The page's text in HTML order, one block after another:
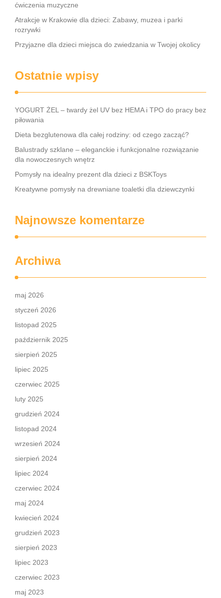
ćwiczenia muzyczne
Atrakcje w Krakowie dla dzieci: Zabawy, muzea i parki
rozrywki
Przyjazne dla dzieci miejsca do zwiedzania w Twojej okolicy
Ostatnie wpisy
YOGURT ŻEL – twardy żel UV bez HEMA i TPO do pracy bez
piłowania
Dieta bezglutenowa dla całej rodziny: od czego zacząć?
Balustrady szklane – eleganckie i funkcjonalne rozwiązanie
dla nowoczesnych wnętrz
Pomysły na idealny prezent dla dzieci z BSKToys
Kreatywne pomysły na drewniane toaletki dla dziewczynki
Najnowsze komentarze
Archiwa
maj 2026
styczeń 2026
listopad 2025
październik 2025
sierpień 2025
lipiec 2025
czerwiec 2025
luty 2025
grudzień 2024
listopad 2024
wrzesień 2024
sierpień 2024
lipiec 2024
czerwiec 2024
maj 2024
kwiecień 2024
grudzień 2023
sierpień 2023
lipiec 2023
czerwiec 2023
maj 2023